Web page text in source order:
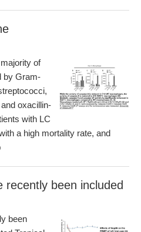
of
by Gram-
oxacillin-
with LC
a high mortality rate, and
recently been included
been